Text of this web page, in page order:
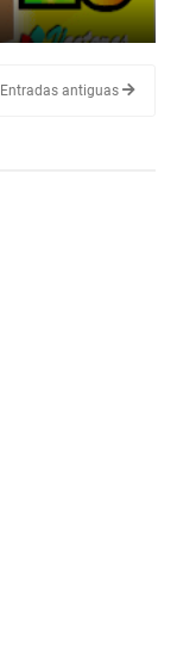
Entradas antiguas